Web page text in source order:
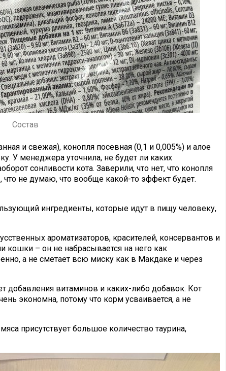
Состав
и свежая), конопля посевная (0,1 и 0,005%) и алое
У менеджера уточнила, не будет ли каких
сонливости кота. Заверили, что нет, что конопля
не думаю, что вообще какой-то эффект будет.
ингредиенты, которые идут в пищу человеку,
ароматизаторов, красителей, консервантов и
кошки – он не набрасывается на него как
а не сметает всю миску как в Макдаке и через
добавления витаминов и каких-либо добавок. Кот
экономна, потому что корм усваивается, а не
присутствует большое количество таурина,